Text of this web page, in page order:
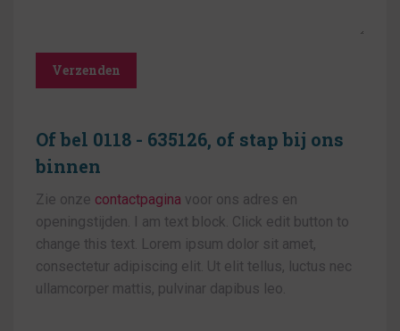
Verzenden
Of bel 0118 - 635126, of stap bij ons
binnen
Zie onze contactpagina voor ons adres en
openingstijden. I am text block. Click edit button to
change this text. Lorem ipsum dolor sit amet,
consectetur adipiscing elit. Ut elit tellus, luctus nec
ullamcorper mattis, pulvinar dapibus leo.